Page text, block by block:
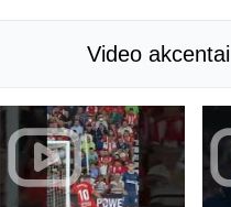
Video akcentai